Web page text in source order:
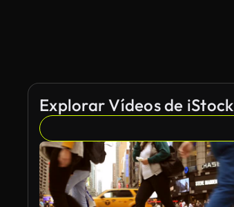
Explorar Vídeos de iStock